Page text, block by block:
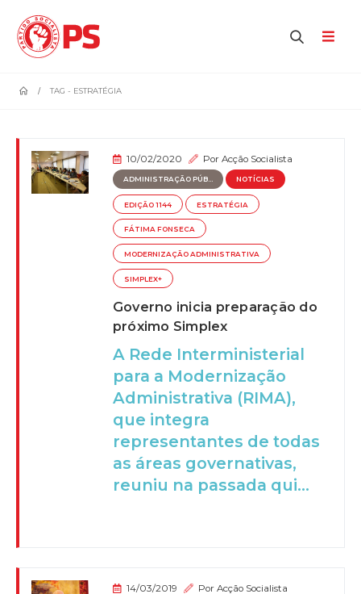
TAG - ESTRATÉGIA
10/02/2020 PorAcção Socialista
ADMINISTRAÇÃO PÚB... NOTÍCIAS
EDIÇÃO 1144 ESTRATÉGIA
FÁTIMA FONSECA
MODERNIZAÇÃO ADMINISTRATIVA
SIMPLEX+
Governo inicia preparação do
próximo Simplex
A Rede Interministerial
para a Modernização
Administrativa (RIMA),
que integra
representantes de todas
as áreas governativas,
reuniu na passada qui...
14/03/2019 PorAcção Socialista